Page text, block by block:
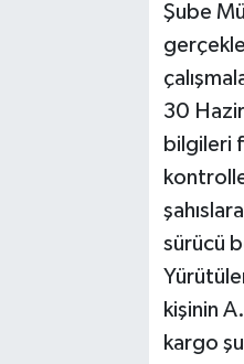
Şube
30
bilgileri
sürücü
kişinin
kargo